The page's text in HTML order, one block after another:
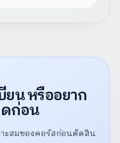
ยน หรืออยาก
ดก่อน
าะสมของคอร์สก่อนตัดสิน